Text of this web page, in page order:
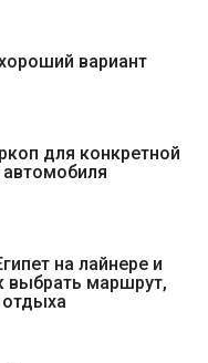
вариант
для конкретной
на лайнере и
выбрать маршрут,